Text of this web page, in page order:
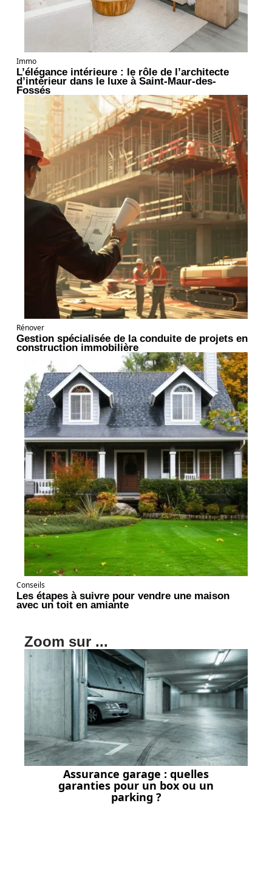
Immo
L’élégance intérieure : le rôle de l’architecte
d’intérieur dans le luxe à Saint-Maur-des-
Fossés
Rénover
Gestion spécialisée de la conduite de projets en
construction immobilière
Conseils
Les étapes à suivre pour vendre une maison
avec un toit en amiante
Zoom sur ...
Assurance garage : quelles
garanties pour un box ou un
parking ?